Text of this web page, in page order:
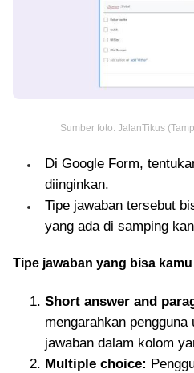
Sumber foto: JalanTikus
Di Google Form,
diinginkan.
Tipe jawaban tersebut
yang ada di samping
Tipe jawaban yang bisa
Short answer and
mengarahkan
jawaban dalam kolom
Multiple choice: